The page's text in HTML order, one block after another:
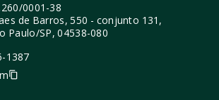
0001-38
de Barros, 550 - conjunto 131,
Paulo/SP, 04538-080
1387